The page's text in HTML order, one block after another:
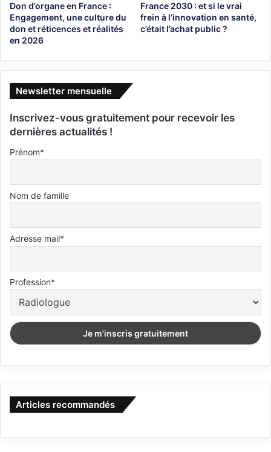
Don d’organe en France :
Engagement, une culture du
don et réticences et réalités
en 2026
France 2030 : et si le vrai
frein à l’innovation en santé,
c’était l’achat public ?
Newsletter mensuelle
Inscrivez-vous gratuitement pour recevoir les
dernières actualités !
Prénom*
Nom de famille
Adresse mail*
Profession*
Articles recommandés